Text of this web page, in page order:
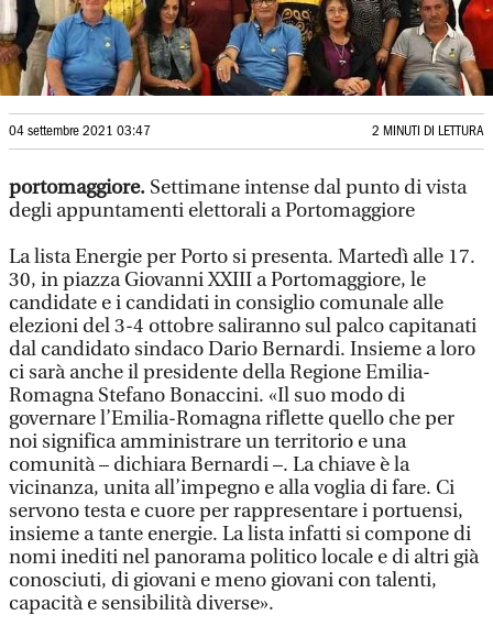
04 settembre 2021 03:47 2 MINUTI DI LETTURA
portomaggiore. Settimane intense dal punto di vista
degli appuntamenti elettorali a Portomaggiore
La lista Energie per Porto si presenta. Martedì alle 17.
30, in piazza Giovanni XXIII a Portomaggiore, le
candidate e i candidati in consiglio comunale alle
elezioni del 3-4 ottobre saliranno sul palco capitanati
dal candidato sindaco Dario Bernardi. Insieme a loro
ci sarà anche il presidente della Regione Emilia-
Romagna Stefano Bonaccini. «Il suo modo di
governare l’Emilia-Romagna riflette quello che per
noi significa amministrare un territorio e una
comunità – dichiara Bernardi –. La chiave è la
vicinanza, unita all’impegno e alla voglia di fare. Ci
servono testa e cuore per rappresentare i portuensi,
insieme a tante energie. La lista infatti si compone di
nomi inediti nel panorama politico locale e di altri già
conosciuti, di giovani e meno giovani con talenti,
capacità e sensibilità diverse».